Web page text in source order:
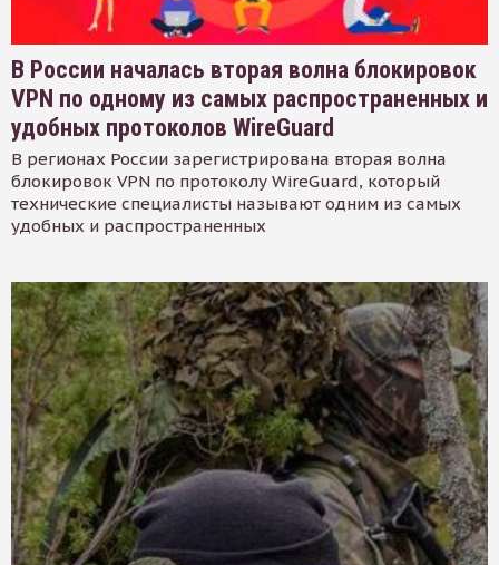
В России началась вторая волна блокировок
VPN по одному из самых распространенных и
удобных протоколов WireGuard
В регионах России зарегистрирована вторая волна
блокировок VPN по протоколу WireGuard, который
технические специалисты называют одним из самых
удобных и распространенных